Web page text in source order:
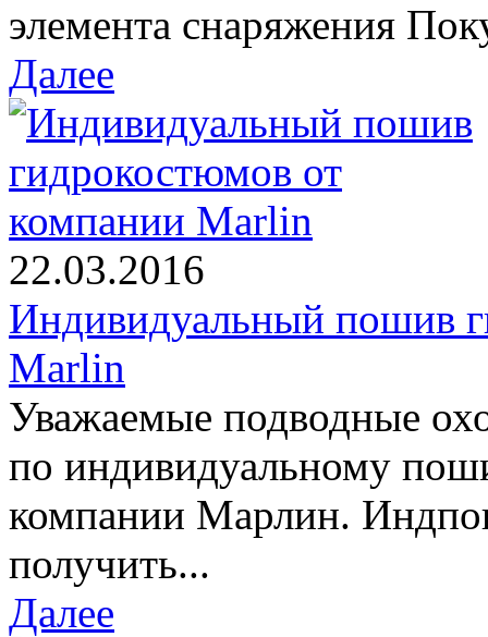
элемента снаряжения
Далее
22.03.2016
Индивидуальный пошив
Marlin
Уважаемые подводные
по индивидуальному
компании Марлин.
получить...
Далее